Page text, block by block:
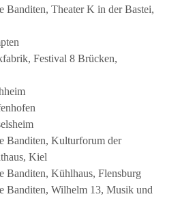
Banditen, Theater K in der Bastei,
Festival 8 Brücken,
Banditen, Kulturforum der
Kiel
Banditen, Kühlhaus, Flensburg
Banditen, Wilhelm 13, Musik und